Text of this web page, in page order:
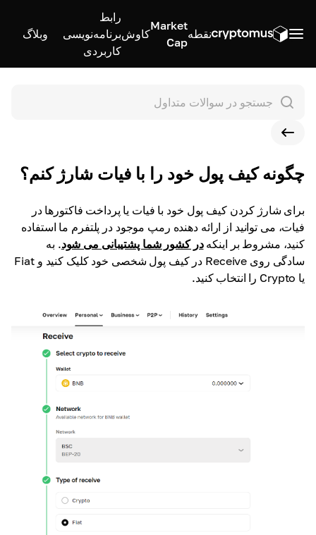
نقطه
Market
Cap
کاوش
رابط
برنامه‌نویسی
کاربردی
وبلاگ
چگونه کیف پول خود را با فیات شارژ کنم؟
برای شارژ کردن کیف پول خود با فیات یا پرداخت فاکتورها در
فیات، می توانید از ارائه دهنده رمپ موجود در پلتفرم ما استفاده
کنید، مشروط بر اینکه در کشور شما پشتیبانی می شود. به
سادگی روی Receive در کیف پول شخصی خود کلیک کنید و Fiat
یا Crypto را انتخاب کنید.